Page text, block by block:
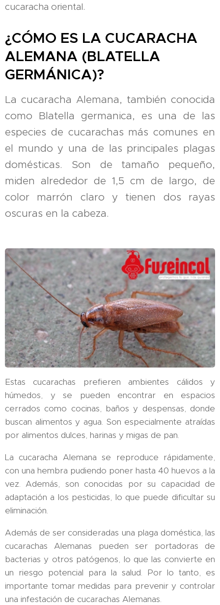
cucaracha oriental.
¿CÓMO ES LA CUCARACHA
ALEMANA (BLATELLA
GERMÁNICA)?
La cucaracha Alemana, también conocida
como Blatella germanica, es una de las
especies de cucarachas más comunes en
el mundo y una de las principales plagas
domésticas. Son de tamaño pequeño,
miden alrededor de 1,5 cm de largo, de
color marrón claro y tienen dos rayas
oscuras en la cabeza.
Estas cucarachas prefieren ambientes cálidos y
húmedos, y se pueden encontrar en espacios
cerrados como cocinas, baños y despensas, donde
buscan alimentos y agua. Son especialmente atraídas
por alimentos dulces, harinas y migas de pan.
La cucaracha Alemana se reproduce rápidamente,
con una hembra pudiendo poner hasta 40 huevos a la
vez. Además, son conocidas por su capacidad de
adaptación a los pesticidas, lo que puede dificultar su
eliminación.
Además de ser consideradas una plaga doméstica, las
cucarachas Alemanas pueden ser portadoras de
bacterias y otros patógenos, lo que las convierte en
un riesgo potencial para la salud. Por lo tanto, es
importante tomar medidas para prevenir y controlar
una infestación de cucarachas Alemanas.